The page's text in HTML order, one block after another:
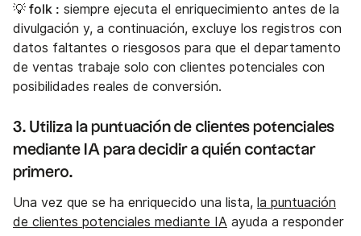
💡 folk : siempre ejecuta el enriquecimiento antes de la
divulgación y, a continuación, excluye los registros con
datos faltantes o riesgosos para que el departamento
de ventas trabaje solo con clientes potenciales con
posibilidades reales de conversión.
3. Utiliza la puntuación de clientes potenciales
mediante IA para decidir a quién contactar
primero.
Una vez que se ha enriquecido una lista, la puntuación
de clientes potenciales mediante IA ayuda a responder